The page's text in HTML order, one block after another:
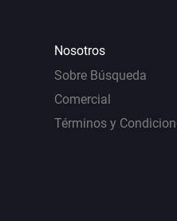
Nosotros
Sobre Búsqueda
Comercial
Términos y